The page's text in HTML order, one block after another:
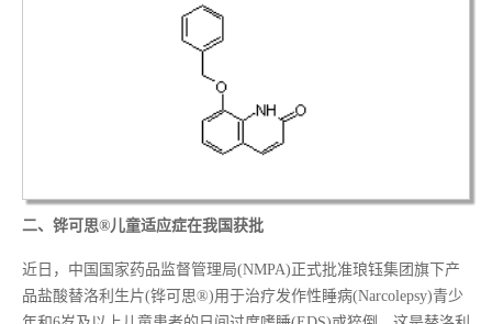
二、 铧可思®儿童适应症在我国获批
近日，中国国家药品监督管理局(NMPA)正式批准琅钰集团旗下产
品盐酸替洛利生片(铧可思®)用于治疗发作性睡病(Narcolepsy)青少